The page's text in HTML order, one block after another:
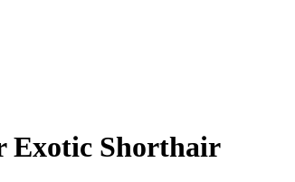
Exotic Shorthair